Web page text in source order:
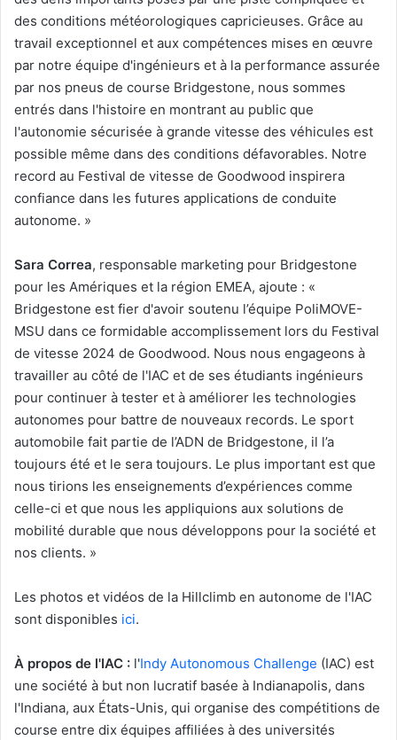
des conditions météorologiques capricieuses. Grâce au
travail exceptionnel et aux compétences mises en œuvre
par notre équipe d'ingénieurs et à la performance assurée
par nos pneus de course Bridgestone, nous sommes
entrés dans l'histoire en montrant au public que
l'autonomie sécurisée à grande vitesse des véhicules est
possible même dans des conditions défavorables. Notre
record au Festival de vitesse de Goodwood inspirera
confiance dans les futures applications de conduite
autonome. »
Sara Correa, responsable marketing pour Bridgestone
pour les Amériques et la région EMEA, ajoute : «
Bridgestone est fier d'avoir soutenu l’équipe PoliMOVE-
MSU dans ce formidable accomplissement lors du Festival
de vitesse 2024 de Goodwood. Nous nous engageons à
travailler au côté de l'IAC et de ses étudiants ingénieurs
pour continuer à tester et à améliorer les technologies
autonomes pour battre de nouveaux records. Le sport
automobile fait partie de l’ADN de Bridgestone, il l’a
toujours été et le sera toujours. Le plus important est que
nous tirions les enseignements d’expériences comme
celle-ci et que nous les appliquions aux solutions de
mobilité durable que nous développons pour la société et
nos clients. »
Les photos et vidéos de la Hillclimb en autonome de l'IAC
sont disponibles ici.
À propos de l'IAC : l'Indy Autonomous Challenge (IAC) est
une société à but non lucratif basée à Indianapolis, dans
l'Indiana, aux États-Unis, qui organise des compétitions de
course entre dix équipes affiliées à des universités